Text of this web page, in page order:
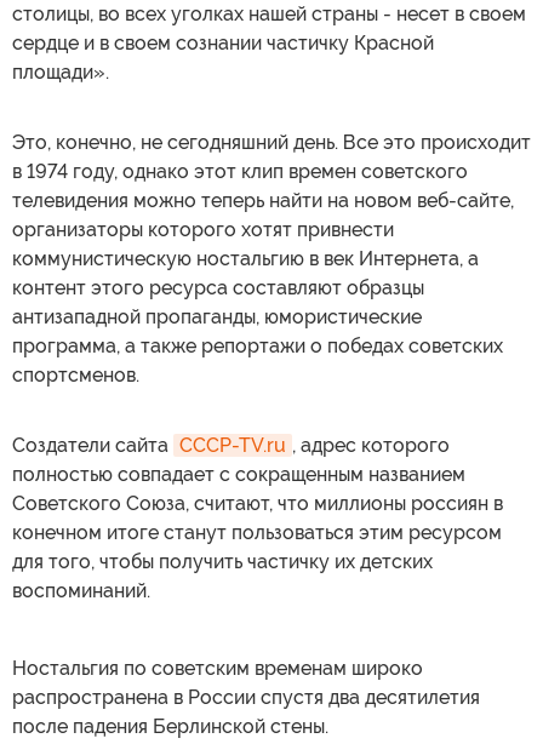
столицы, во всех уголках нашей страны - несет в своем
сердце и в своем сознании частичку Красной
площади».
Это, конечно, не сегодняшний день. Все это происходит
в 1974 году, однако этот клип времен советского
телевидения можно теперь найти на новом веб-сайте,
организаторы которого хотят привнести
коммунистическую ностальгию в век Интернета, а
контент этого ресурса составляют образцы
антизападной пропаганды, юмористические
программа, а также репортажи о победах советских
спортсменов.
Создатели сайта CCCP-TV.ru , адрес которого
полностью совпадает с сокращенным названием
Советского Союза, считают, что миллионы россиян в
конечном итоге станут пользоваться этим ресурсом
для того, чтобы получить частичку их детских
воспоминаний.
Ностальгия по советским временам широко
распространена в России спустя два десятилетия
после падения Берлинской стены.